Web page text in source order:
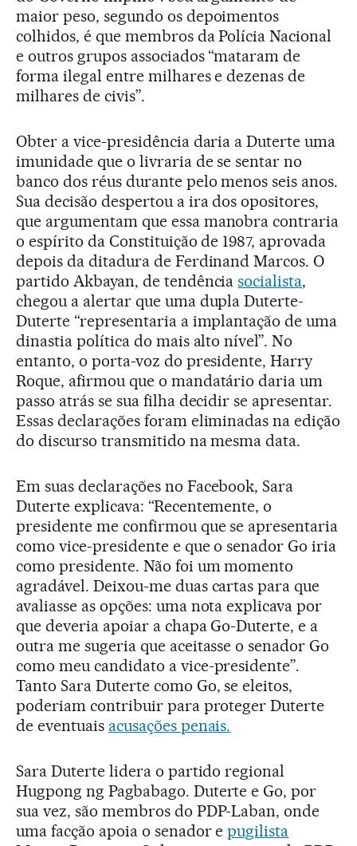
maior peso, segundo os depoimentos
colhidos, é que membros da Polícia Nacional
e outros grupos associados “mataram de
forma ilegal entre milhares e dezenas de
milhares de civis”.
Obter a vice-presidência daria a Duterte uma
imunidade que o livraria de se sentar no
banco dos réus durante pelo menos seis anos.
Sua decisão despertou a ira dos opositores,
que argumentam que essa manobra contraria
o espírito da Constituição de 1987, aprovada
depois da ditadura de Ferdinand Marcos. O
partido Akbayan, de tendênciasocialista,
chegou a alertar que uma dupla Duterte-
Duterte “representaria a implantação de uma
dinastia política do mais alto nível”. No
entanto, o porta-voz do presidente, Harry
Roque, afirmou que o mandatário daria um
passo atrás se sua filha decidir se apresentar.
Essas declarações foram eliminadas na edição
do discurso transmitido na mesma data.
Em suas declarações no Facebook, Sara
Duterte explicava: “Recentemente, o
presidente me confirmou que se apresentaria
como vice-presidente e que o senador Go iria
como presidente. Não foi um momento
agradável. Deixou-me duas cartas para que
avaliasse as opções: uma nota explicava por
que deveria apoiar a chapa Go-Duterte, e a
outra me sugeria que aceitasse o senador Go
como meu candidato a vice-presidente”.
Tanto Sara Duterte como Go, se eleitos,
poderiam contribuir para proteger Duterte
de eventuais acusações penais.
Sara Duterte lidera o partido regional
Hugpong ng Pagbabago. Duterte e Go, por
sua vez, são membros do PDP-Laban, onde
uma facção apoia o senador epugilista